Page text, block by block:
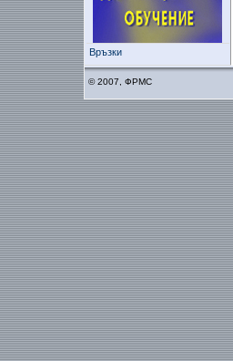
Връзки
© 2007, ФРМС